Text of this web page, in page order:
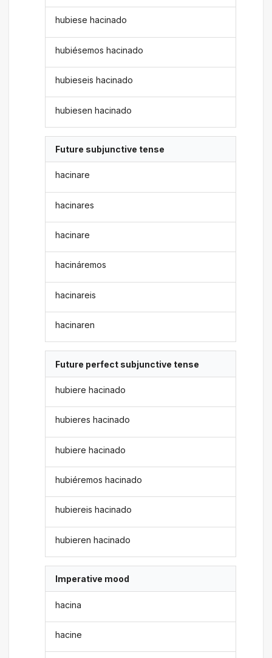
hubiese hacinado
hubiésemos hacinado
hubieseis hacinado
hubiesen hacinado
Future subjunctive tense
hacinare
hacinares
hacinare
hacináremos
hacinareis
hacinaren
Future perfect subjunctive tense
hubiere hacinado
hubieres hacinado
hubiere hacinado
hubiéremos hacinado
hubiereis hacinado
hubieren hacinado
Imperative mood
hacina
hacine